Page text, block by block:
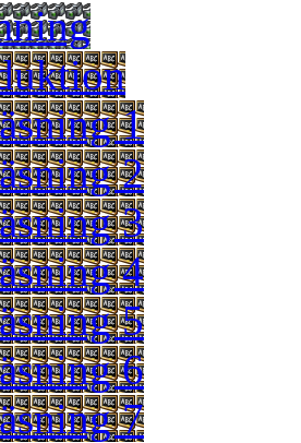
1
2
3
4
5
6
7